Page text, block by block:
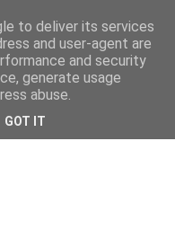
to deliver its services
and user-agent are
and security
generate usage
abuse.
GOT IT